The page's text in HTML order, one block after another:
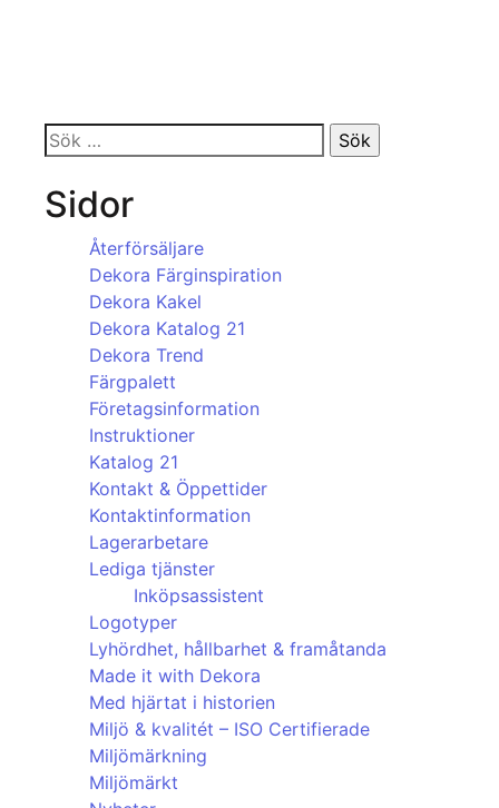
Sök
efter:
Sidor
Återförsäljare
Dekora Färginspiration
Dekora Kakel
Dekora Katalog 21
Dekora Trend
Färgpalett
Företagsinformation
Instruktioner
Katalog 21
Kontakt & Öppettider
Kontaktinformation
Lagerarbetare
Lediga tjänster
Inköpsassistent
Logotyper
Lyhördhet, hållbarhet & framåtanda
Made it with Dekora
Med hjärtat i historien
Miljö & kvalitét – ISO Certifierade
Miljömärkning
Miljömärkt